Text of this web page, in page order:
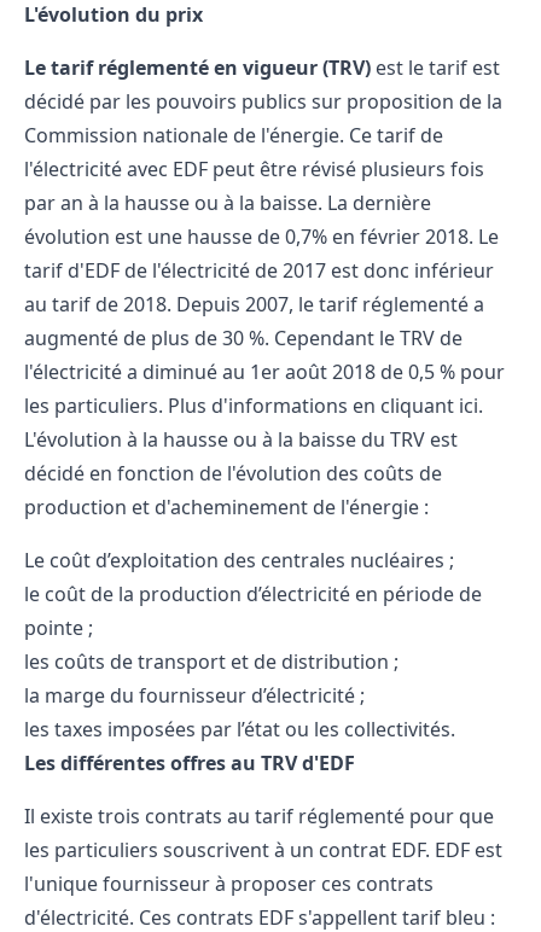
L'évolution du prix
Le tarif réglementé en vigueur (TRV) est le tarif est
décidé par les pouvoirs publics sur proposition de la
Commission nationale de l'énergie. Ce tarif de
l'électricité avec EDF peut être révisé plusieurs fois
par an à la hausse ou à la baisse. La dernière
évolution est une hausse de 0,7% en février 2018. Le
tarif d'EDF de l'électricité de 2017 est donc inférieur
au tarif de 2018. Depuis 2007, le tarif réglementé a
augmenté de plus de 30 %. Cependant le TRV de
l'électricité a diminué au 1er août 2018 de 0,5 % pour
les particuliers. Plus d'informations en cliquant ici.
L'évolution à la hausse ou à la baisse du TRV est
décidé en fonction de l'évolution des coûts de
production et d'acheminement de l'énergie :
Le coût d’exploitation des centrales nucléaires ;
le coût de la production d’électricité en période de
pointe ;
les coûts de transport et de distribution ;
la marge du fournisseur d’électricité ;
les taxes imposées par l’état ou les collectivités.
Les différentes offres au TRV d'EDF
Il existe trois contrats au tarif réglementé pour que
les particuliers souscrivent à un contrat EDF. EDF est
l'unique fournisseur à proposer ces contrats
d'électricité. Ces contrats EDF s'appellent tarif bleu :